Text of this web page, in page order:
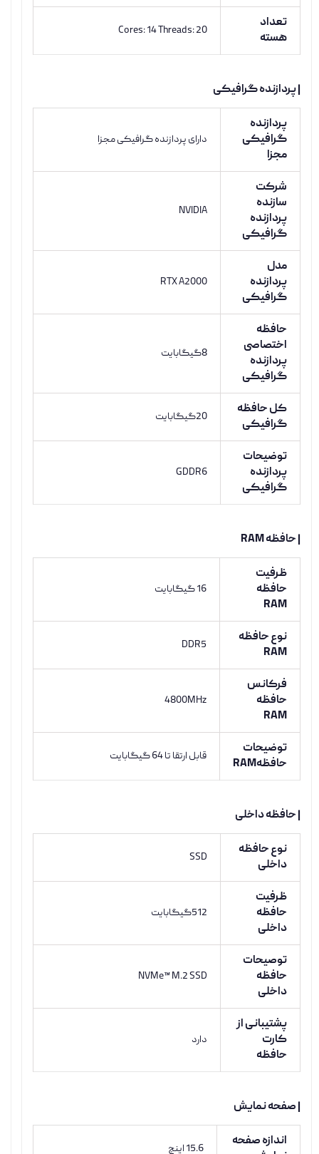
تعداد
هسته
Cores: 14 Threads: 20
| پردازنده گرافیکی
پردازنده
گرافیکی
مجزا
دارای پردازنده گرافیکی مجزا
شرکت
سازنده
پردازنده
گرافیکی
NVIDIA
مدل
پردازنده
گرافیکی
RTX A2000
حافظه
اختصاصی
پردازنده
گرافیکی
8گیگابایت
کل حافظه
گرافیکی
20گیگابایت
توضیحات
پردازنده
گرافیکی
GDDR6
| حافظه RAM
ظرفیت
حافظه
RAM
16 گیگابایت
نوع حافظه
RAM
DDR5
فرکانس
حافظه
RAM
4800MHz
توضیحات
حافظهRAM
قابل ارتقا تا 64 گیگابایت
| حافظه داخلی
نوع حافظه
داخلی
SSD
ظرفیت
حافظه
داخلی
512گیگابایت
توصیحات
حافظه
داخلی
NVMe™ M.2 SSD
پشتیبانی از
کارت
حافظه
دارد
| صفحه نمایش
اندازه صفحه
15.6 اینچ